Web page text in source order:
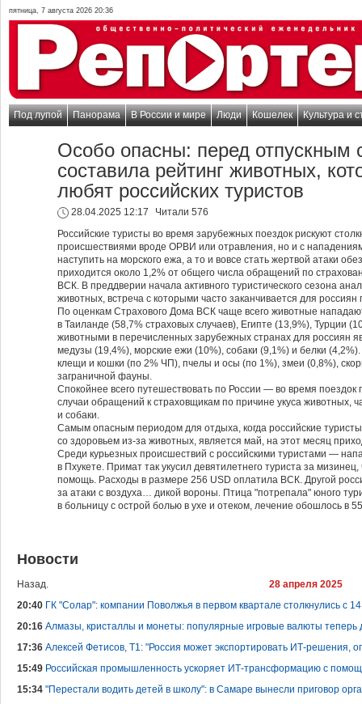
пятница, 7 августа 2026 20:36
Под лупой Панорама В России и мире Люди Кошелек Культура и
Особо опасны: перед отпускным
составила рейтинг животных,
любят российских туристов
28.04.2025 12:17
Читали 576
Российские туристы во время зарубежных поездок рискуют
происшествиями вроде ОРВИ или отравления, но и с
наступить на морского ежа, а то и вовсе стать жертвой атаки
приходится около 1,2% от общего числа обращений по
ВСК. В преддверии начала активного туристического сезона
животных, встреча с которыми часто заканчивается для россиян
По оценкам Страхового Дома ВСК чаще всего животные
в Таиланде (58,7% страховых случаев), Египте (13,9%), Турции
животными в перечисленных зарубежных странах для россиян
медузы (19,4%), морские ежи (10%), собаки (9,1%) и белки
клещи и кошки (по 2% ЧП), пчелы и осы (по 1%), змеи (0,8%),
заграничной фауны.
Спокойнее всего путешествовать по России — во время
случаи обращений к страховщикам по причине укуса животных,
и собаки.
Самым опасным периодом для отдыха, когда российские
со здоровьем из-за животных, является май, на этот месяц
Среди курьезных происшествий с российскими туристами —
в Пхукете. Примат так укусил девятилетнего туриста за
помощь. Расходы в размере 256 USD оплатила ВСК. Другой
за атаки с воздуха… дикой вороны. Птица "потрепала" юного
в больницу с острой болью в ухе и отеком, лечение обошлось в
Новости
Назад.
28 апреля 2025
20:40 ГК "Солар": компании Поволжья в первом квартале столкнулись с
20:16 Алмазы, кристаллы и монеты: популярные игровые валюты
17:36 Алексей Фетисов, Т1: "Россия может экспортировать ИТ-решения,
15:49 Российская промышленность ускоряет ИТ-трансформацию с
15:34 "Перестали водить детей в школу": в Самаре вынесли приговор